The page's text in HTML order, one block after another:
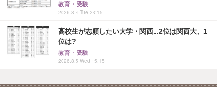
教育・受験
2026.8.4 Tue 23:15
高校生が志願したい大学・関西...2位は関西大、1
位は?
教育・受験
2026.8.5 Wed 15:15